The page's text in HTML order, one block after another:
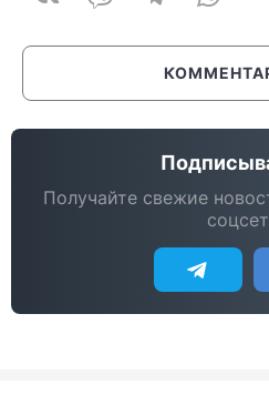
Получайте свежие